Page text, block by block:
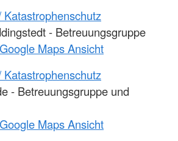
Katastrophenschutz
- Betreuungsgruppe
Maps Ansicht
Katastrophenschutz
- Betreuungsgruppe und
Maps Ansicht